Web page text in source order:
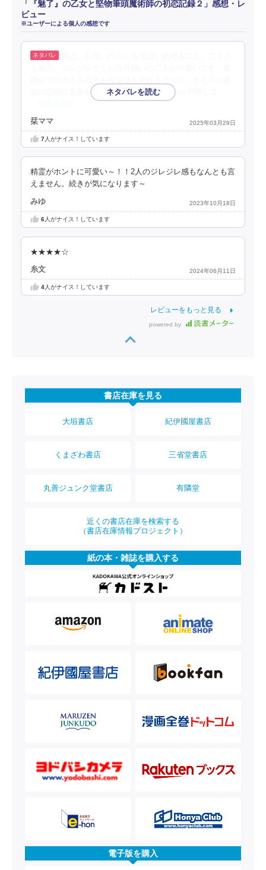
「『魅了』の乙女と堅物筆頭魔術師の初恋記録２」感想・レ
ビュー
※ユーザーによる個人の感想です
族の思惑に悪意を感じます。 エリスの出自が判明して、
栞ママ 2025年03月29日
7人がナイス！しています
精霊がホントに可愛い～！！2人のジレジレ感もなんとも言
えません。続きが気になります～
みゆ 2023年10月18日
6人がナイス！しています
★★★★☆
糸文 2024年06月11日
4人がナイス！しています
レビューをもっと見る
powered by
書店在庫を見る
大垣書店 紀伊國屋書店
くまざわ書店 三省堂書店
丸善ジュンク堂書店 有隣堂
近くの書店在庫を検索する
（書店在庫情報プロジェクト）
紙の本・雑誌を購入する
電子版を購入